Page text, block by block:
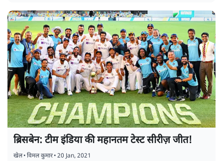
ब्रिसबेन: टीम इंडिया की महानतम टेस्ट सीरीज़ जीत!
खेल•विमल कुमार•20 Jan, 2021